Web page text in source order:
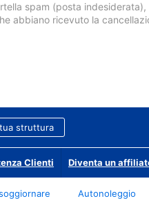
spam (posta
abbiano ricevuto la
struttura
Clienti Diventa un
Autonoleggio